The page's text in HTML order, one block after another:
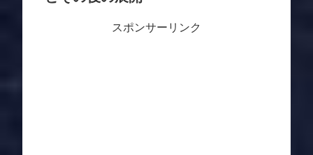
スポンサーリンク